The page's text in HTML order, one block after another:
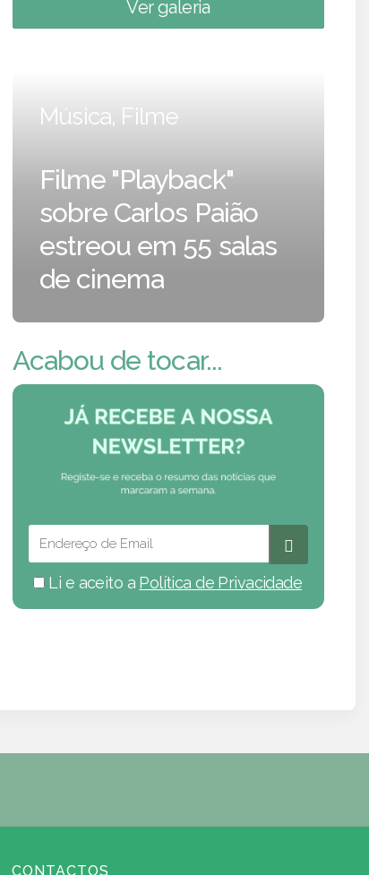
Ver galeria
Música, Filme
Filme "Playback"
sobre Carlos Paião
estreou em 55 salas
de cinema
Acabou de tocar...
Li e aceito a Política de Privacidade
CONTACTOS